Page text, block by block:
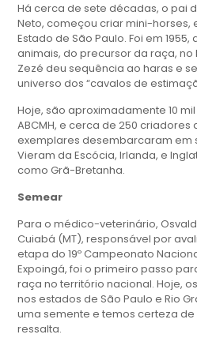
Há cerca de sete décadas, o pai
Neto, começou criar mini-horses,
Estado de São Paulo. Foi em
animais, do precursor da raça, no
Zezé deu sequência ao haras e
universo dos “cavalos de
Hoje, são aproximadamente 10
ABCMH, e cerca de 250
exemplares desembarcaram em
Vieram da Escócia, Irlanda, e
como Grã-Bretanha.
Semear
Para o médico-veterinário,
Cuiabá (MT), responsável por
etapa do 19º Campeonato
Expoingá, foi o primeiro passo
raça no território nacional. Hoje,
nos estados de São Paulo e Rio
uma semente e temos certeza de
ressalta.